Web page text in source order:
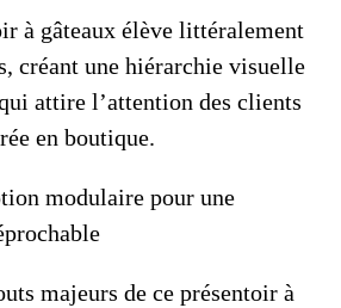
à gâteaux élève littéralement
créant une hiérarchie visuelle
attire l’attention des clients
en boutique.
modulaire pour une
majeurs de ce présentoir à